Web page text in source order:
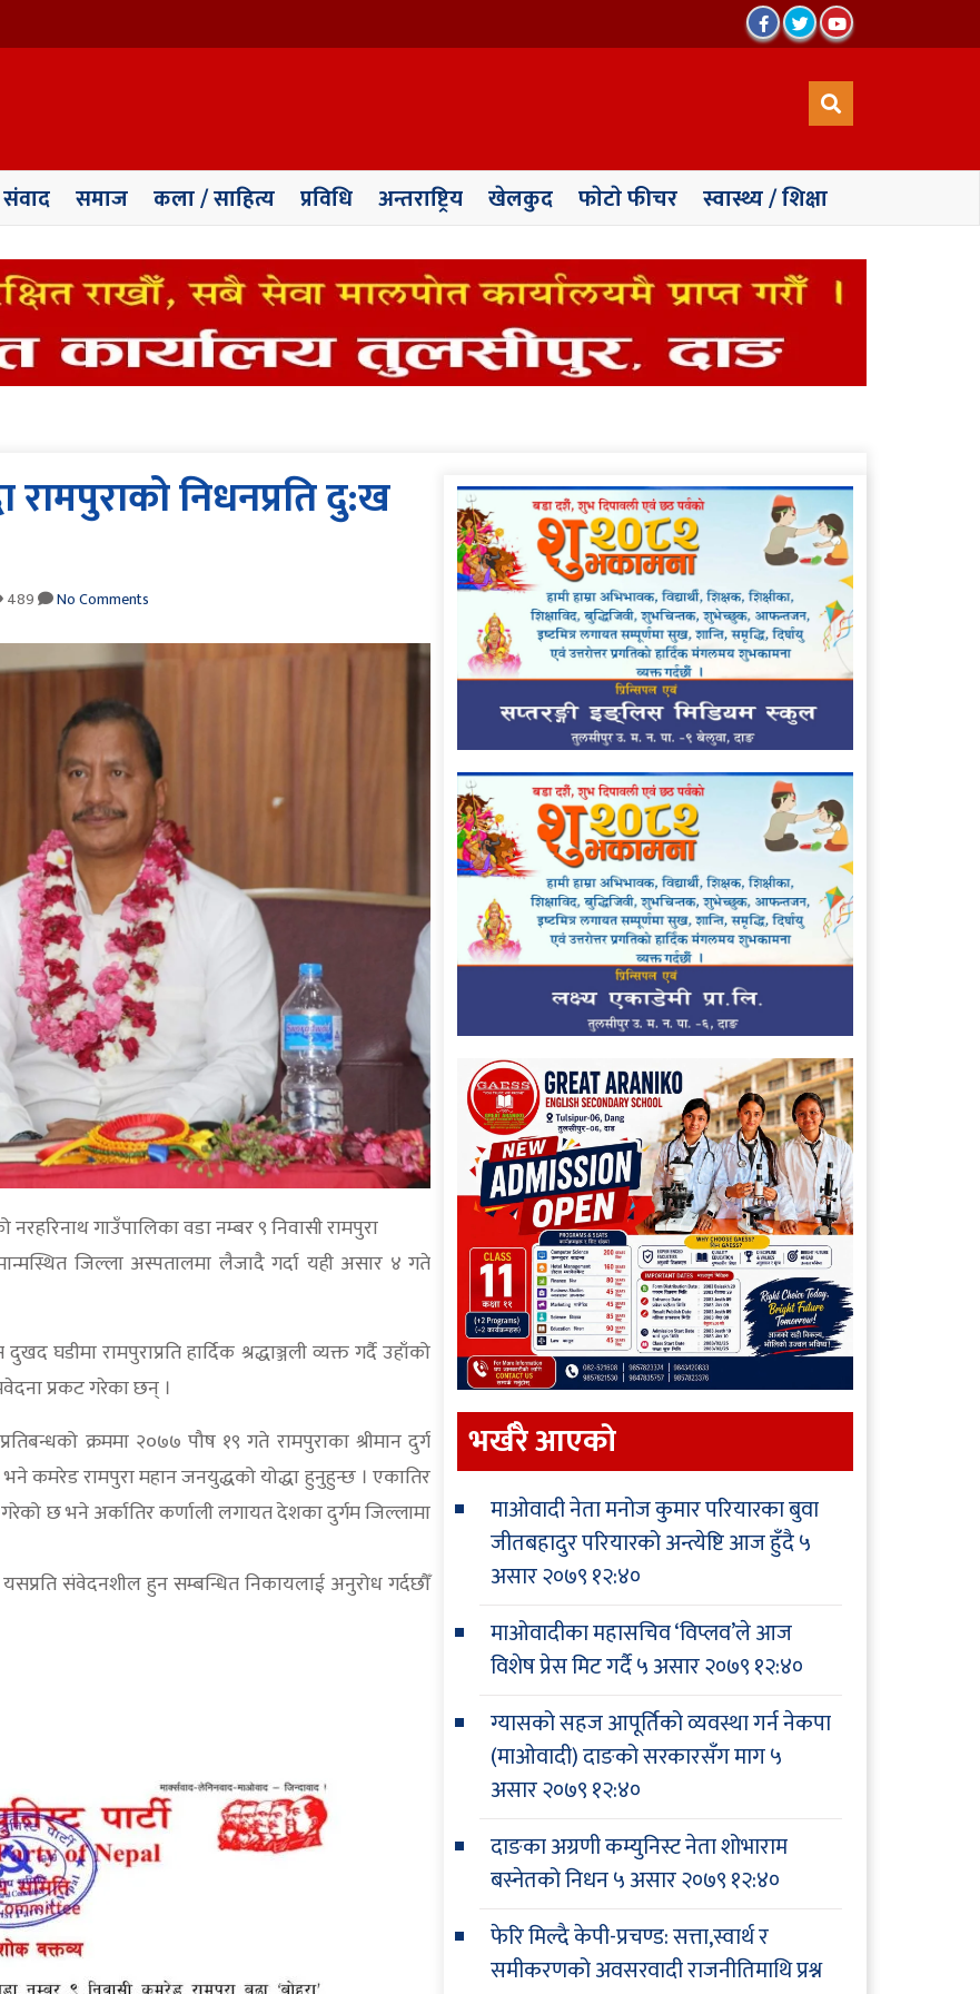
संवाद समाज कला / साहित्य प्रविधि अन्तराष्ट्रिय खेलकुद फाेटाे फीचर स्वास्थ्य / शिक्षा
रामपुराको निधनप्रति दु:ख
489 No Comments
गाउँपालिका वडा नम्बर ९ निवासी रामपुरा
जिल्ला अस्पतालमा लैजादै गर्दा यही असार ४ गते
घडीमा रामपुराप्रति हार्दिक श्रद्धाञ्जली व्यक्त गर्दै उहाँको
प्रकट गरेका छन् ।
क्रममा २०७७ पौष १९ गते रामपुराका श्रीमान दुर्ग
कमरेड रामपुरा महान जनयुद्धको योद्धा हुनुहुन्छ । एकातिर
छ भने अर्कातिर कर्णाली लगायत देशका दुर्गम जिल्लामा
संवेदनशील हुन सम्बन्धित निकायलाई अनुरोध गर्दछौँ
भर्खरै आएकाे
माओवादी नेता मनोज कुमार परियारका बुवा
जीतबहादुर परियारको अन्त्येष्टि आज हुँदै५
असार २०७९ १२:४०
माओवादीका महासचिव ‘विप्लव’ले आज
विशेष प्रेस मिट गर्दै५ असार २०७९ १२:४०
ग्यासको सहज आपूर्तिको व्यवस्था गर्न नेकपा
(माओवादी) दाङको सरकारसँग माग५
असार २०७९ १२:४०
दाङका अग्रणी कम्युनिस्ट नेता शोभाराम
बस्नेतको निधन५ असार २०७९ १२:४०
फेरि मिल्दै केपी-प्रचण्ड: सत्ता,स्वार्थ र
समीकरणको अवसरवादी राजनीतिमाथि प्रश्न